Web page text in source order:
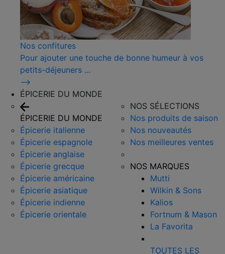
Nos confitures
Pour ajouter une touche de bonne humeur à vos
petits-déjeuners ...
⟶
ÉPICERIE DU MONDE
ÉPICERIE DU MONDE
Épicerie italienne
Épicerie espagnole
Épicerie anglaise
Épicerie grecque
Épicerie américaine
Épicerie asiatique
Épicerie indienne
Épicerie orientale
NOS SÉLECTIONS
Nos produits de saison
Nos nouveautés
Nos meilleures ventes
NOS MARQUES
Mutti
Wilkin & Sons
Kalios
Fortnum & Mason
La Favorita
TOUTES LES